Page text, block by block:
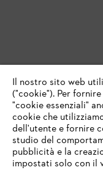
Il nostro sito web
("cookie"). Per
"cookie essenziali"
cookie che
dell'utente e fornire
studio del
pubblicità e la
impostati solo con il